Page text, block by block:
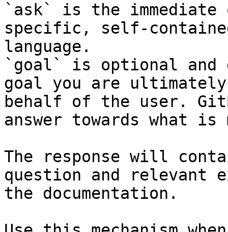
`ask` is the
specific, self-
language.
`goal` is optional and
goal you are
behalf of the user.
answer towards what
The response will
question and relevant
the documentation.